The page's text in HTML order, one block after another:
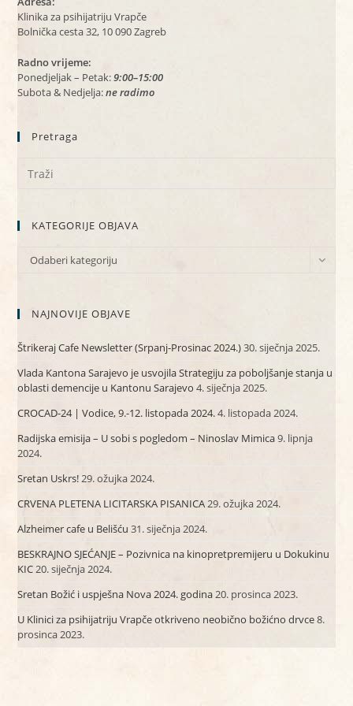
Klinika za psihijatriju Vrapče
Bolnička cesta 32, 10 090 Zagreb
Radno vrijeme:
Ponedjeljak – Petak:9:00–15:00
Subota & Nedjelja:ne radimo
Pretraga
KATEGORIJE OBJAVA
KATEGORIJE
Odaberi kategoriju
NAJNOVIJE OBJAVE
Štrikeraj Cafe Newsletter (Srpanj-Prosinac 2024.)30. siječnja 2025.
Vlada Kantona Sarajevo je usvojila Strategiju za poboljšanje stanja u
oblasti demencije u Kantonu Sarajevo 4. siječnja 2025.
CROCAD-24 | Vodice, 9.-12. listopada 2024.4. listopada 2024.
Radijska emisija – U sobi s pogledom – Ninoslav Mimica9. lipnja
2024.
Sretan Uskrs!29. ožujka 2024.
CRVENA PLETENA LICITARSKA PISANICA29. ožujka 2024.
Alzheimer cafe u Belišću 31. siječnja 2024.
BESKRAJNO SJEĆANJE – Pozivnica na kinopretpremijeru u Dokukinu
KIC20. siječnja 2024.
Sretan Božić i uspješna Nova 2024. godina20. prosinca 2023.
U Klinici za psihijatriju Vrapče otkriveno neobično božićno drvce8.
prosinca 2023.